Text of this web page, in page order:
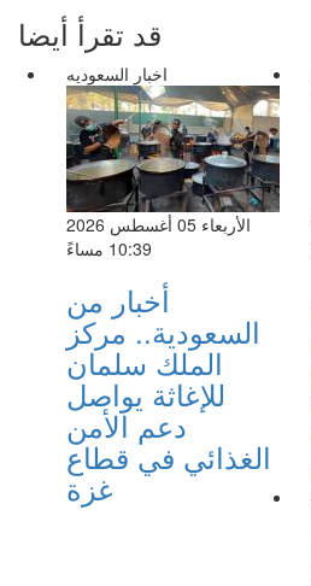
قد تقرأ أيضا
اخبار السعوديه
الأربعاء 05 أغسطس 2026
10:39 مساءً
أخبار من
السعودية.. مركز
الملك سلمان
للإغاثة يواصل
دعم الأمن
الغذائي في قطاع
غزة